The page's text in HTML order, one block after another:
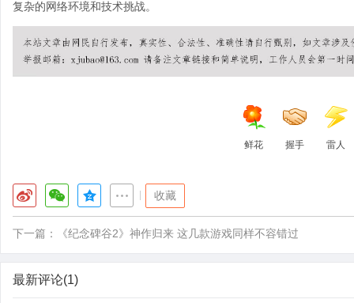
复杂的网络环境和技术挑战。
鲜花 握手 雷人
收藏
下一篇： 《纪念碑谷2》神作归来 这几款游戏同样不容错过
最新评论(1)